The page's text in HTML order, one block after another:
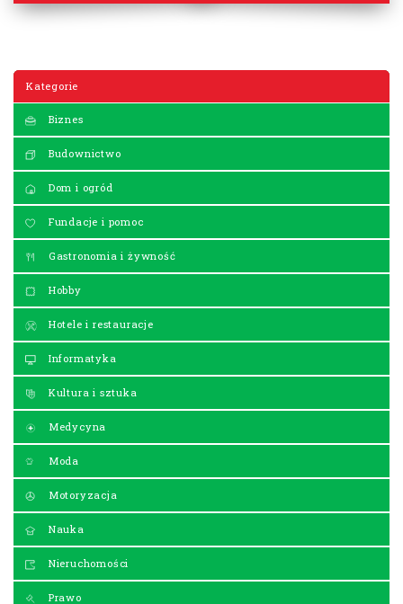
Kategorie
Biznes
Budownictwo
Dom i ogród
Fundacje i pomoc
Gastronomia i żywność
Hobby
Hotele i restauracje
Informatyka
Kultura i sztuka
Medycyna
Moda
Motoryzacja
Nauka
Nieruchomości
Prawo